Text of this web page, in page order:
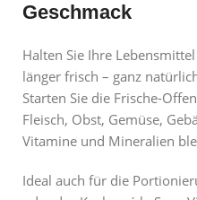
Geschmack
Halten Sie Ihre
länger frisch – ganz
Starten Sie die Frische-
Fleisch, Obst, Gemüse,
Vitamine und Mineralien
Ideal auch für die